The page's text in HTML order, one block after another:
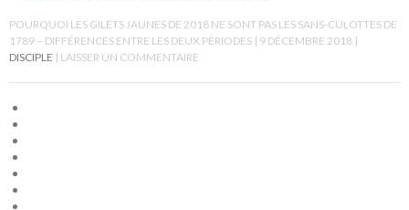
POURQUOI LES GILETS JAUNES DE 2018 NE SONT PAS LES SANS-CULOTTES DE
1789 – DIFFÉRENCES ENTRE LES DEUX PÉRIODES 9 DÉCEMBRE 2018
DISCIPLE
LAISSER UN COMMENTAIRE